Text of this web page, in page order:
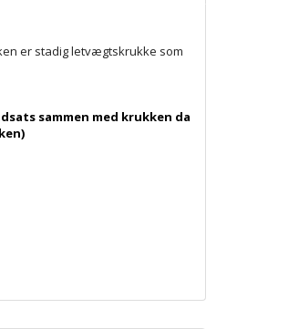
er stadig letvægtskrukke som
sammen med krukken da